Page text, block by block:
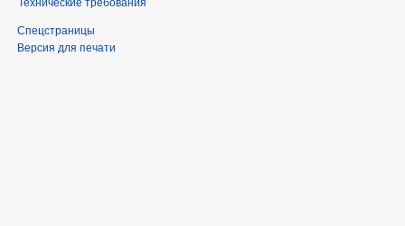
Технические требования
Спецстраницы
Версия для печати